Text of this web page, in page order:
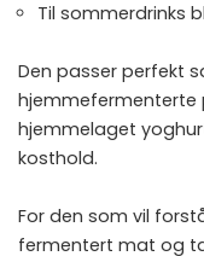
Til sommerdrinks
Den passer perfekt
hjemmefermenterte
hjemmelaget
kosthold.
For den som vil
fermentert mat og